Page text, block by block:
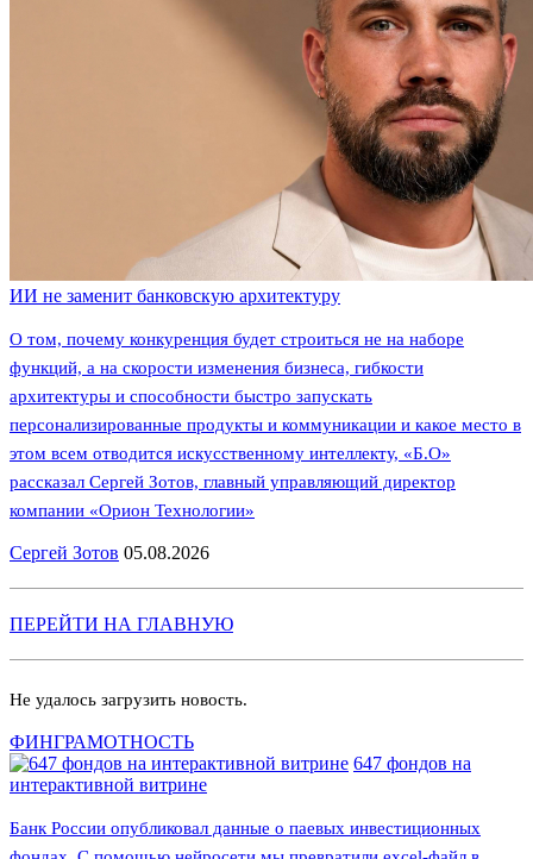
ИИ не заменит банковскую архитектуру
О том, почему конкуренция будет строиться не на наборе
функций, а на скорости изменения бизнеса, гибкости
архитектуры и способности быстро запускать
персонализированные продукты и коммуникации и какое место в
этом всем отводится искусственному интеллекту, «Б.О»
рассказал Сергей Зотов, главный управляющий директор
компании «Орион Технологии»
Сергей Зотов 05.08.2026
ПЕРЕЙТИ НА ГЛАВНУЮ
Не удалось загрузить новость.
ФИНГРАМОТНОСТЬ
647 фондов на
интерактивной витрине
Банк России опубликовал данные о паевых инвестиционных